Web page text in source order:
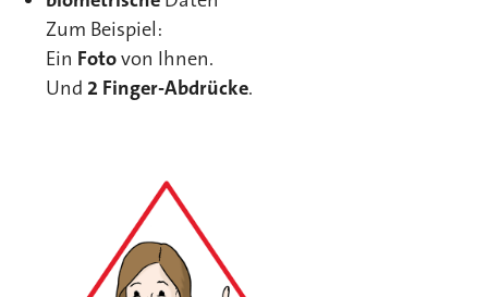
Zum Beispiel:
Ein Fotovon Ihnen.
Und 2 Finger-Abdrücke.